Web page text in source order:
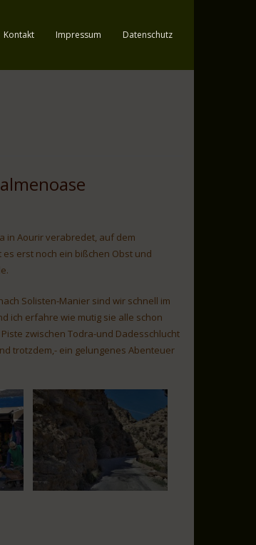
Kontakt Impressum Datenschutz
in Aourir verabredet, auf dem
es erst noch ein bißchen Obst und
Solisten-Manier sind wir schnell im
ich erfahre wie mutig sie alle schon
zwischen Todra-und Dadesschlucht
trotzdem,- ein gelungenes Abenteuer